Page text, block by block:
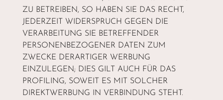
ZU BETREIBEN, SO HABEN SIE DAS RECHT,
JEDERZEIT WIDERSPRUCH GEGEN DIE
VERARBEITUNG SIE BETREFFENDER
PERSONENBEZOGENER DATEN ZUM
ZWECKE DERARTIGER WERBUNG
EINZULEGEN; DIES GILT AUCH FÜR DAS
PROFILING, SOWEIT ES MIT SOLCHER
DIREKTWERBUNG IN VERBINDUNG STEHT.